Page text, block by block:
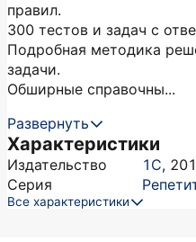
правил.
300 тестов и задач с
Подробная методика
задачи.
Обширные справочны...
Развернуть
Характеристики
Издательство 1С,
Серия
Все характеристики